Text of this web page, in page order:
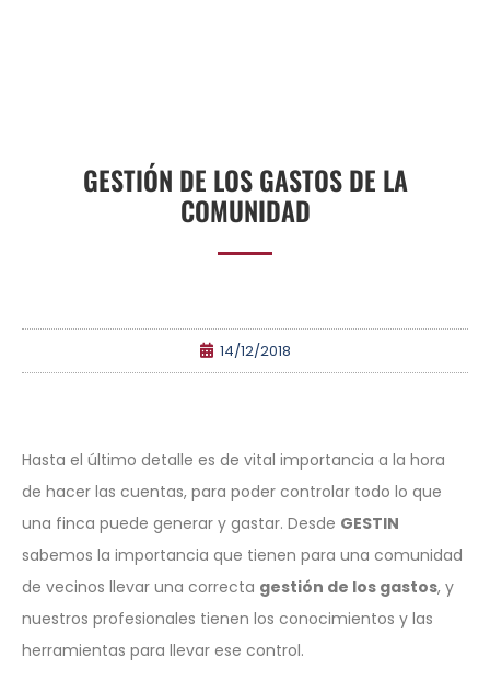
GESTIÓN DE LOS GASTOS DE LA
COMUNIDAD
14/12/2018
Hasta el último detalle es de vital importancia a la hora
de hacer las cuentas, para poder controlar todo lo que
una finca puede generar y gastar. Desde GESTIN
sabemos la importancia que tienen para una comunidad
de vecinos llevar una correcta gestión de los gastos, y
nuestros profesionales tienen los conocimientos y las
herramientas para llevar ese control.